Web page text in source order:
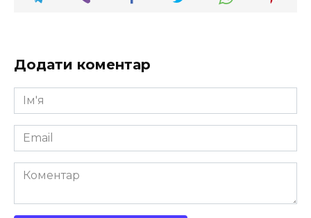
Додати коментар
Ім'я
*
Email
*
Коментар